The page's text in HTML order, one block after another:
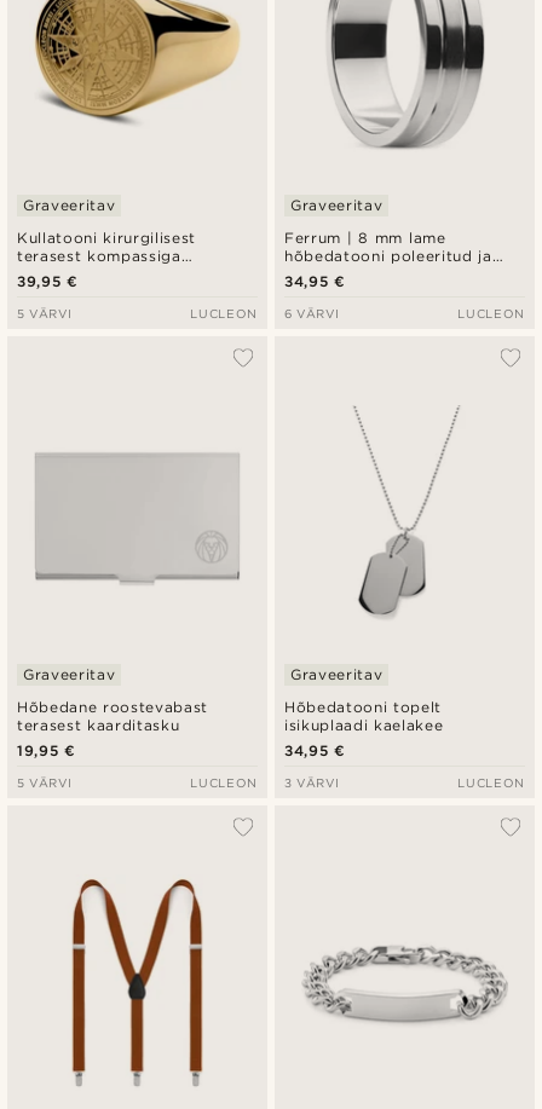
Kullatooni kirurgilisest
terasest kompassiga
pitsatsõrmus
Graveeritav
39,95 €
5 VÄRVI LUCLEON
Ferrum | 8 mm lame
hõbedatooni poleeritud ja
harjatud roostevabast
terasest kahe soonega
sõrmus
Graveeritav
34,95 €
6 VÄRVI LUCLEON
Hõbedane roostevabast
terasest kaarditasku
Graveeritav
19,95 €
5 VÄRVI LUCLEON
Hõbedatooni topelt
isikuplaadi kaelakee
Graveeritav
34,95 €
3 VÄRVI LUCLEON